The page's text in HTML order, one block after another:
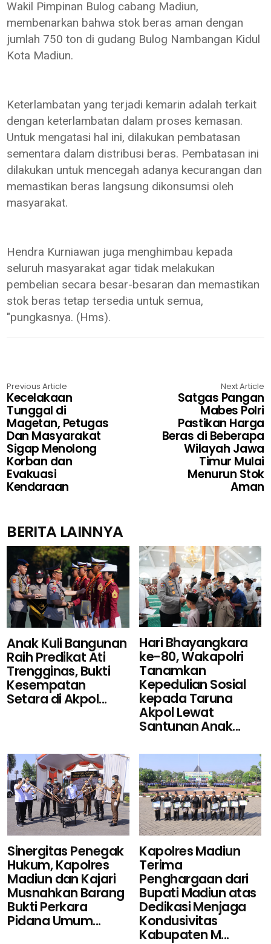
Wakil Pimpinan Bulog cabang Madiun,
membenarkan bahwa stok beras aman dengan
jumlah 750 ton di gudang Bulog Nambangan Kidul
Kota Madiun.
Keterlambatan yang terjadi kemarin adalah terkait
dengan keterlambatan dalam proses kemasan.
Untuk mengatasi hal ini, dilakukan pembatasan
sementara dalam distribusi beras. Pembatasan ini
dilakukan untuk mencegah adanya kecurangan dan
memastikan beras langsung dikonsumsi oleh
masyarakat.
Hendra Kurniawan juga menghimbau kepada
seluruh masyarakat agar tidak melakukan
pembelian secara besar-besaran dan memastikan
stok beras tetap tersedia untuk semua,
"pungkasnya. (Hms).
Previous Article
Kecelakaan
Tunggal di
Magetan, Petugas
Dan Masyarakat
Sigap Menolong
Korban dan
Evakuasi
Kendaraan
Next Article
Satgas Pangan
Mabes Polri
Pastikan Harga
Beras di Beberapa
Wilayah Jawa
Timur Mulai
Menurun Stok
Aman
BERITA LAINNYA
Anak Kuli Bangunan
Raih Predikat Ati
Trengginas, Bukti
Kesempatan
Setara di Akpol...
Hari Bhayangkara
ke-80, Wakapolri
Tanamkan
Kepedulian Sosial
kepada Taruna
Akpol Lewat
Santunan Anak...
Sinergitas Penegak
Hukum, Kapolres
Madiun dan Kajari
Musnahkan Barang
Bukti Perkara
Pidana Umum...
Kapolres Madiun
Terima
Penghargaan dari
Bupati Madiun atas
Dedikasi Menjaga
Kondusivitas
Kabupaten M...